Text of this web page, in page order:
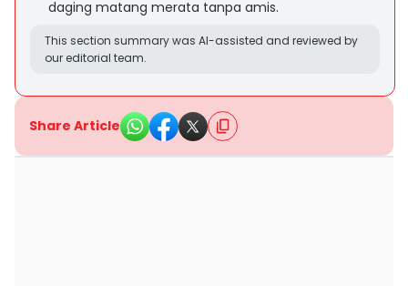
daging matang merata tanpa amis.
This section summary was AI-assisted and reviewed by
our editorial team.
Share Article